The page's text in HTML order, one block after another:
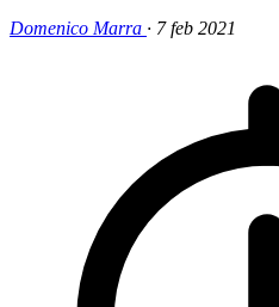
Domenico Marra · 7 feb 2021